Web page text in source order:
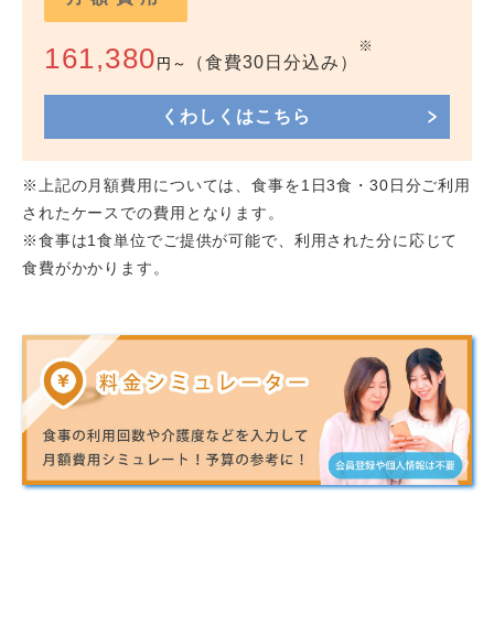
161,380 円～ （食費30日分込み）
※
くわしくはこちら
※上記の月額費用については、食事を1日3食・30日分ご利用
されたケースでの費用となります。
※食事は1食単位でご提供が可能で、利用された分に応じて
食費がかかります。